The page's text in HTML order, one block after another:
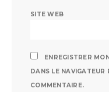
SITE WEB
ENREGISTRER
DANS LE NAVIGATEUR
COMMENTAIRE.